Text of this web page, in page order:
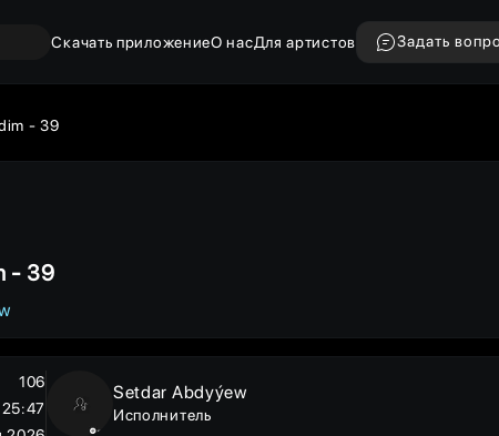
Скачать приложениеО насДля артистов Задать
- 39
- 39
106
25:47
Setdar Abdyýew
Исполнитель